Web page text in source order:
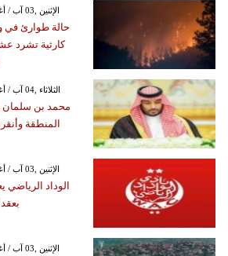
GMT 19:18 2026 الإثنين ,03 آب / أغسطس
حالة طوارئ في
كارثية تشرد
GMT 08:44 2026 الثلاثاء ,04 آب / أغسطس
محمد بن سلمان
المنطقة
GMT 11:01 2026 الإثنين ,03 آب / أغسطس
الوداد الرياضي
GMT 22:54 2026 الإثنين ,03 آب / أغسطس